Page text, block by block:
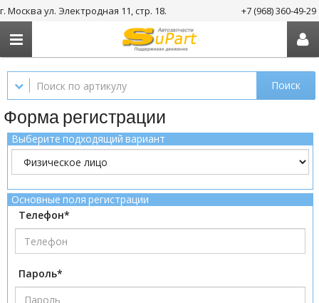
г. Москва ул. Электродная 11, стр. 18. +7 (968) 360-49-29
Поиск
Форма регистрации
Выберите подходящий вариант
Основные поля регистрации
Телефон*
Пароль*